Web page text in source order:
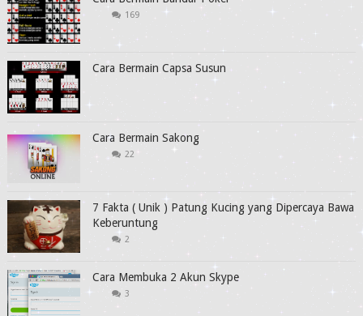
169
Cara Bermain Capsa Susun
Cara Bermain Sakong
22
7 Fakta ( Unik ) Patung Kucing yang Dipercaya Bawa
Keberuntung
2
Cara Membuka 2 Akun Skype
3